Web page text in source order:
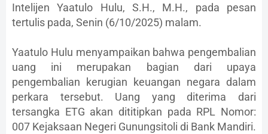
Intelijen Yaatulo Hulu, S.H., M.H., pada pesan
tertulis pada, Senin (6/10/2025) malam.
Yaatulo Hulu menyampaikan bahwa pengembalian
uang ini merupakan bagian dari upaya
pengembalian kerugian keuangan negara dalam
perkara tersebut. Uang yang diterima dari
tersangka ETG akan dititipkan pada RPL Nomor:
007 Kejaksaan Negeri Gunungsitoli di Bank Mandiri.